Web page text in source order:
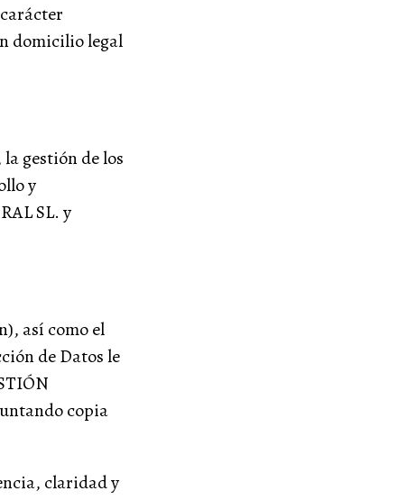
domicilio legal
gestión de los
y
SL. y
así como el
de Datos le
copia
claridad y